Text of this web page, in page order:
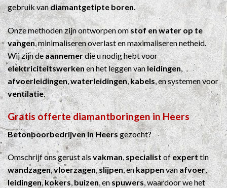
gebruik vandiamantgetipte boren.
Onze methoden zijn ontworpen omstof en water op te
vangen, minimaliseren overlast en maximaliseren netheid.
Wij zijn deaannemerdie u nodig hebt voor
elektriciteitswerkenen het leggen vanleidingen,
afvoerleidingen,waterleidingen,kabels, en systemen voor
ventilatie.
Gratis offerte diamantboringen in Heers
Betonboorbedrijven in Heersgezocht?
Omschrijf ons gerust alsvakman,specialistofexperttin
wandzagen,vloerzagen,slijpen, enkappenvanafvoer,
leidingen,kokers,buizen, enspuwers, waardoor we het